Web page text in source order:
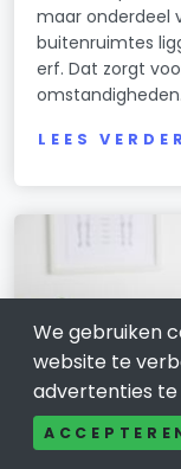
maar onderdeel
buitenruimtes
erf. Dat zorgt
omstandigheden.
LEES VERDER
We gebruiken
website te
advertenties te